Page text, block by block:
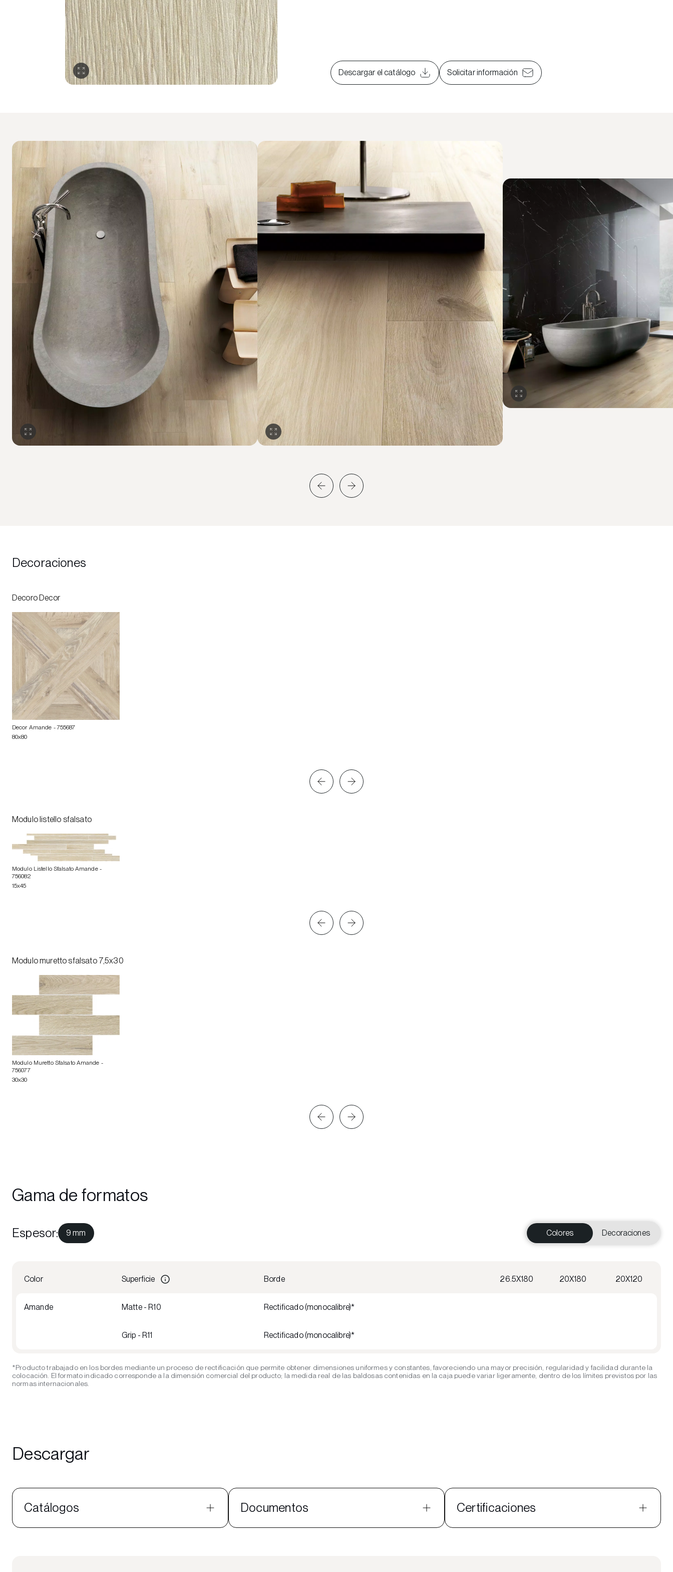
Descargar el catálogo Solicitar información
Decoraciones
Decoro Decor
Decor Amande - 755687
80x80
Modulo listello sfalsato
Modulo Listello Sfalsato Amande-
756082
15x45
Modulo muretto sfalsato 7,5x30
Modulo Muretto Sfalsato Amande -
756077
30x30
Gama de formatos
Espesor: 9 mm Colores Decoraciones
Color Superficie Borde 26.5X180 20X180 20X120
Amande Matte - R10 Rectificado (monocalibre)*
Grip - R11 Rectificado (monocalibre)*
*Producto trabajado en los bordes mediante un proceso de rectificación que permite obtener dimensiones uniformes y constantes, favoreciendo una mayor precisión, regularidad y facilidad durante la
colocación. El formato indicado corresponde a la dimensión comercial del producto; la medida real de las baldosas contenidas en la caja puede variar ligeramente, dentro de los límites previstos por las
normas internacionales.
Descargar
Catálogos Documentos Certificaciones